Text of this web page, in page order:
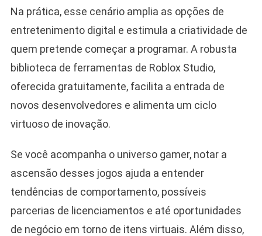
Na prática, esse cenário amplia as opções de
entretenimento digital e estimula a criatividade de
quem pretende começar a programar. A robusta
biblioteca de ferramentas de Roblox Studio,
oferecida gratuitamente, facilita a entrada de
novos desenvolvedores e alimenta um ciclo
virtuoso de inovação.
Se você acompanha o universo gamer, notar a
ascensão desses jogos ajuda a entender
tendências de comportamento, possíveis
parcerias de licenciamentos e até oportunidades
de negócio em torno de itens virtuais. Além disso,